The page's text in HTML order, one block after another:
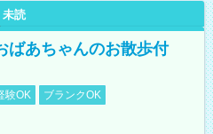
未読
ばあちゃんのお散歩付
験OK
ブランクOK